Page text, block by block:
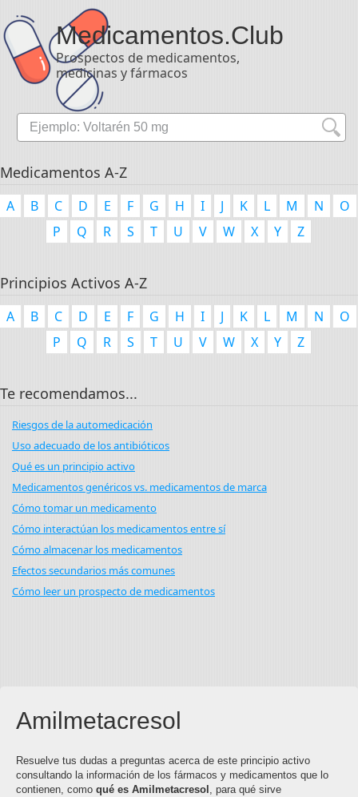
Medicamentos.Club
Prospectos de medicamentos,
medicinas y fármacos
Medicamentos A-Z
A B C D E F G H I J K L M N
O
P
Q R S T U V W X Y Z
Principios Activos A-Z
A B C D E F G H I J K L M N
O
P
Q R S T U V W X Y Z
Te recomendamos...
Riesgos de la automedicación
Uso adecuado de los antibióticos
Qué es un principio activo
Medicamentos genéricos vs. medicamentos de marca
Cómo tomar un medicamento
Cómo interactúan los medicamentos entre sí
Cómo almacenar los medicamentos
Efectos secundarios más comunes
Cómo leer un prospecto de medicamentos
Amilmetacresol
Resuelve tus dudas a preguntas acerca de este principio activo
consultando la información de los fármacos y medicamentos que lo
contienen, como qué es Amilmetacresol , para qué sirve